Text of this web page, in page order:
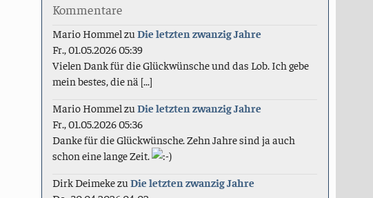
Kommentare
Mario Hommel zuDie letzten zwanzig Jahre
Fr., 01.05.2026 05:39
Vielen Dank für die Glückwünsche und das Lob. Ich gebe
mein bestes, die nä [...]
Mario Hommel zuDie letzten zwanzig Jahre
Fr., 01.05.2026 05:36
Danke für die Glückwünsche. Zehn Jahre sind ja auch
schon eine lange Zeit.
Dirk DeimekezuDie letzten zwanzig Jahre